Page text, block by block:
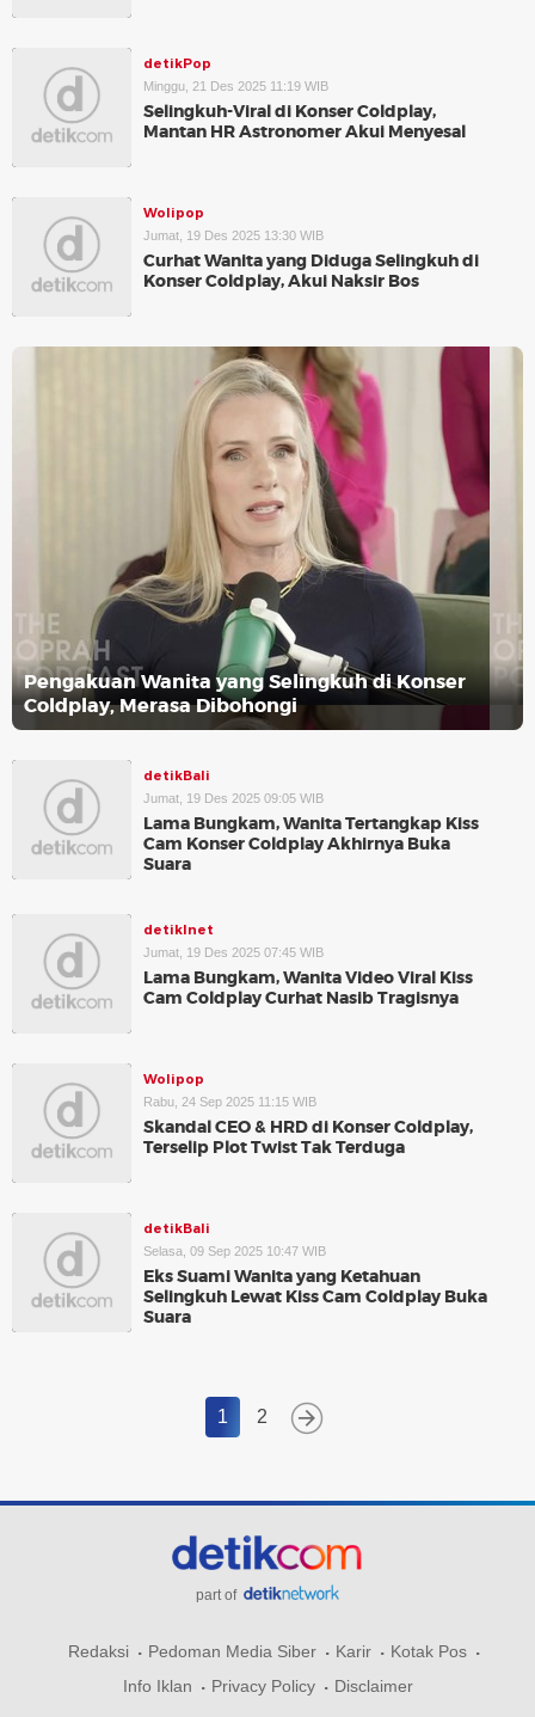
detikPop
Minggu, 21 Des 2025 11:19 WIB
Selingkuh-Viral di Konser Coldplay,
Mantan HR Astronomer Akui Menyesal
Wolipop
Jumat, 19 Des 2025 13:30 WIB
Curhat Wanita yang Diduga Selingkuh di
Konser Coldplay, Akui Naksir Bos
Pengakuan Wanita yang Selingkuh di Konser
Coldplay, Merasa Dibohongi
detikBali
Jumat, 19 Des 2025 09:05 WIB
Lama Bungkam, Wanita Tertangkap Kiss
Cam Konser Coldplay Akhirnya Buka
Suara
detikInet
Jumat, 19 Des 2025 07:45 WIB
Lama Bungkam, Wanita Video Viral Kiss
Cam Coldplay Curhat Nasib Tragisnya
Wolipop
Rabu, 24 Sep 2025 11:15 WIB
Skandal CEO & HRD di Konser Coldplay,
Terselip Plot Twist Tak Terduga
detikBali
Selasa, 09 Sep 2025 10:47 WIB
Eks Suami Wanita yang Ketahuan
Selingkuh Lewat Kiss Cam Coldplay Buka
Suara
1 2
part of
Redaksi Pedoman Media Siber Karir
Kotak Pos
Info Iklan
Privacy Policy Disclaimer